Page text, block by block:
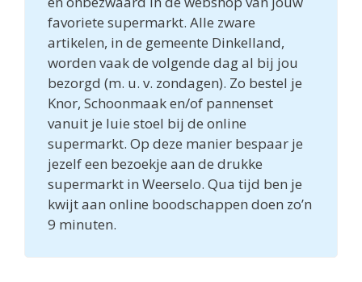
favoriete supermarkt. Alle zware
artikelen, in de gemeente Dinkelland,
worden vaak de volgende dag al bij jou
bezorgd (m. u. v. zondagen). Zo bestel je
Knor, Schoonmaak en/of pannenset
vanuit je luie stoel bij de online
supermarkt. Op deze manier bespaar je
jezelf een bezoekje aan de drukke
supermarkt in Weerselo. Qua tijd ben je
kwijt aan online boodschappen doen zo’n
9 minuten.